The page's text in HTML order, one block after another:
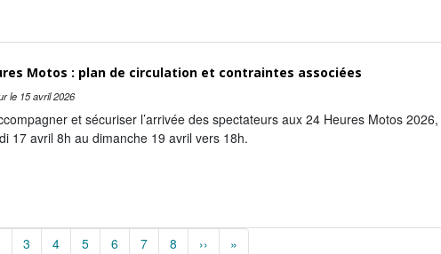
Motos : plan de circulation et contraintes associées
le 15 avril 2026
et sécuriser l’arrivée des spectateurs aux 24 Heures Motos
17 avril 8h au dimanche 19 avril vers 18h.
3 4 5 6 7 8 ›› Page suivante
»